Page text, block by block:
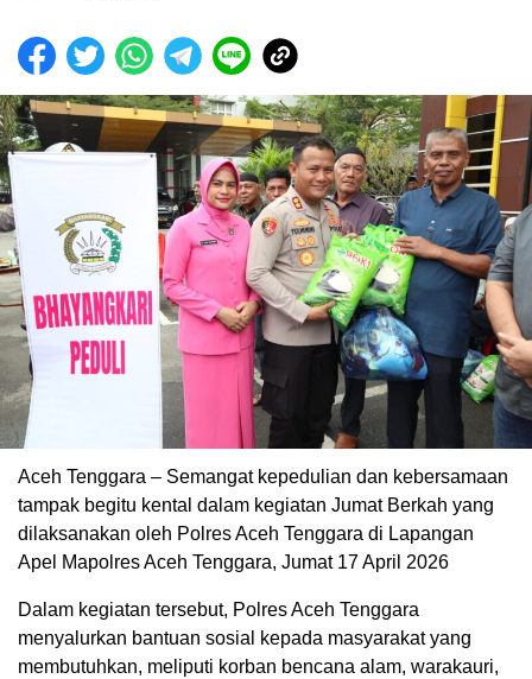
Aceh Tenggara – Semangat kepedulian dan kebersamaan
tampak begitu kental dalam kegiatan Jumat Berkah yang
dilaksanakan oleh Polres Aceh Tenggara di Lapangan
Apel Mapolres Aceh Tenggara, Jumat 17 April 2026
Dalam kegiatan tersebut, Polres Aceh Tenggara
menyalurkan bantuan sosial kepada masyarakat yang
membutuhkan, meliputi korban bencana alam, warakauri,